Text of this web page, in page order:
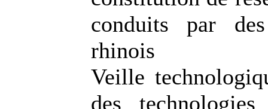
conduits par
rhinois
Veille
des